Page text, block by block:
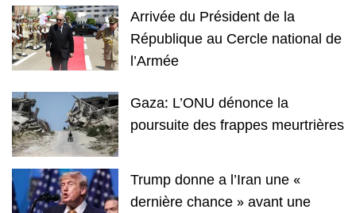
Arrivée du Président de la
République au Cercle national de
l’Armée
Gaza: L’ONU dénonce la
poursuite des frappes meurtrières
Trump donne a l’Iran une «
dernière chance » avant une